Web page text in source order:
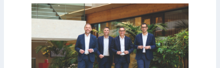
s
i
c
h
f
e
l
e
e
r
ö